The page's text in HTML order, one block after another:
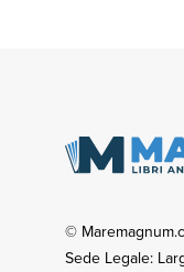
©
Sede Legale: